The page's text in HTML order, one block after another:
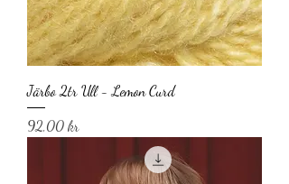
Järbo 2tr Ull - Lemon Curd
Pris
92,00 kr